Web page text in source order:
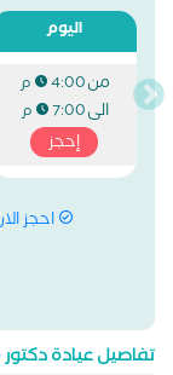
اليوم
من4:00 م
الى7:00 م
إحجز
احجز
تفاصيل عيادة